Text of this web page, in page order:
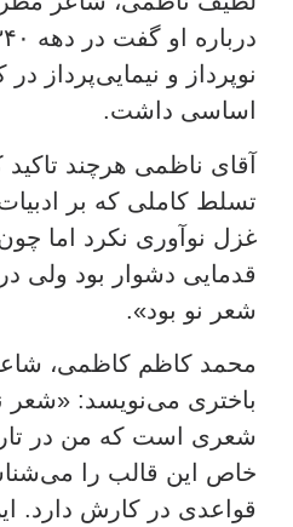
نوپرداز و نیمایی‌پرداز
اساسی داشت.
آقای ناظمی هرچند
تسلط کاملی که بر
غزل نوآوری نکرد اما
قدمایی دشوار بود ولی
شعر نو بود».
محمد کاظم کاظمی،
باختری می‌نویسد: «شعر
شعری است که من در
خاص این قالب را
قواعدی در کارش دارد.